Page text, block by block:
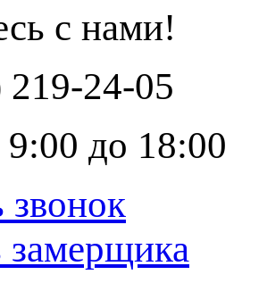
с нами!
24-05
до 18:00
звонок
замерщика